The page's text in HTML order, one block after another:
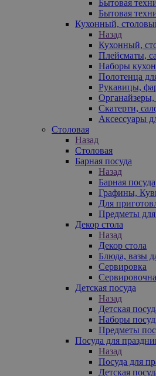
Бытовая
Бытовая
Кухонный,
Назад
Кухонный,
Плейсматы,
Наборы
Полотенца
Рукавицы,
Скатерти,
Аксессуары
Столовая
Назад
Столовая
Барная посуда
Назад
Барная посуда
Графины,
Для
Предметы
Декор стола
Назад
Декор стола
Блюда, вазы
Сервировка
Детская посуда
Назад
Детская
Наборы
Предметы
Посуда для
Назад
Посуда для
Детская